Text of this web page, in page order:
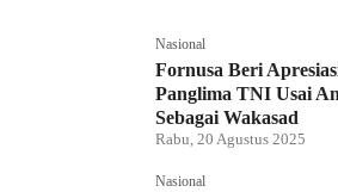
Nasional
Fornusa Beri
Panglima TNI Usai
Sebagai Wakasad
Rabu, 20 Agustus 2025
Nasional